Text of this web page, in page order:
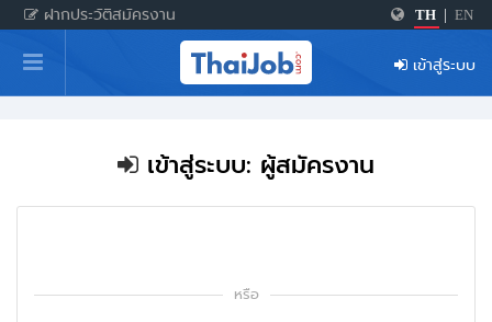
ฝากประวัติสมัครงาน TH EN
หน้าหลัก
ผู้สมัครงาน: เข้าสู่ระบบ เข้าสู่ระบบ
เข้าสู่ระบบ: ผู้สมัครงาน
หรือ